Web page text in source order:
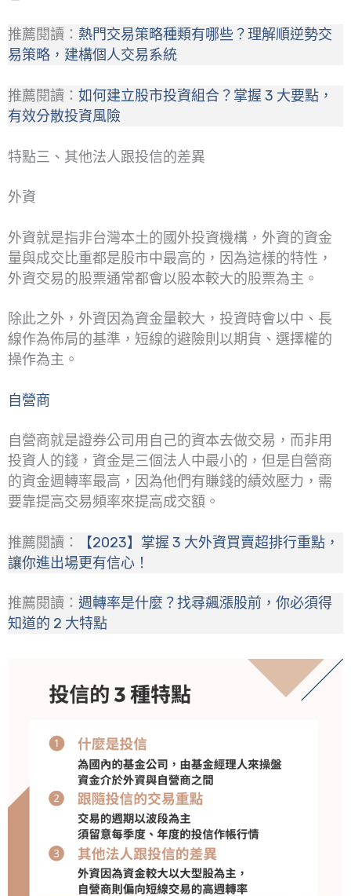
推薦閱讀： 熱門交易策略種類有哪些？理解順逆勢交
易策略，建構個人交易系統
推薦閱讀： 如何建立股市投資組合？掌握 3 大要點，
有效分散投資風險
特點三、其他法人跟投信的差異
外資
外資就是指非台灣本土的國外投資機構，外資的資金
量與成交比重都是股市中最高的，因為這樣的特性，
外資交易的股票通常都會以股本較大的股票為主。
除此之外，外資因為資金量較大，投資時會以中、長
線作為佈局的基準，短線的避險則以期貨、選擇權的
操作為主。
自營商
自營商就是證券公司用自己的資本去做交易，而非用
投資人的錢，資金是三個法人中最小的，但是自營商
的資金週轉率最高，因為他們有賺錢的績效壓力，需
要靠提高交易頻率來提高成交額。
推薦閱讀：
【2023】掌握 3 大外資買賣超排行重點，
讓你進出場更有信心！
推薦閱讀： 週轉率是什麼？找尋飆漲股前，你必須得
知道的 2 大特點